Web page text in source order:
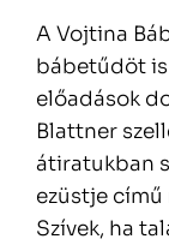
A Vojtina
bábetűdöt
előadások
Blattner
átiratukban
ezüstje
Szívek, ha